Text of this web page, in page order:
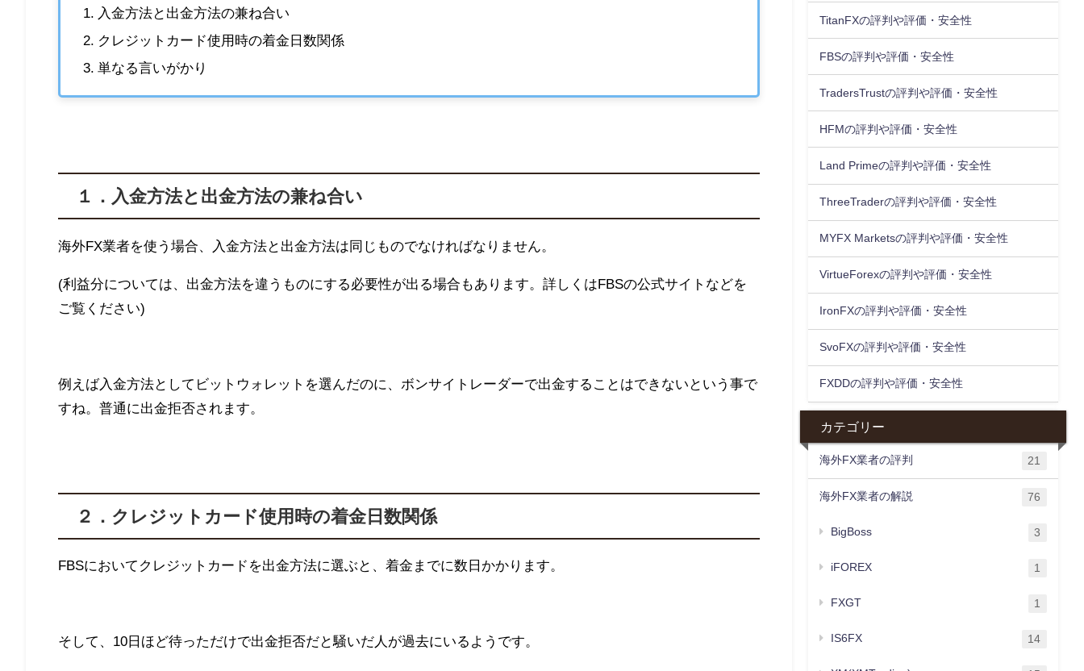
入金方法と出金方法の兼ね合い
クレジットカード使用時の着金日数関係
単なる言いがかり
１．入金方法と出金方法の兼ね合い
海外FX業者を使う場合、入金方法と出金方法は同じものでなければなりません。
(利益分については、出金方法を違うものにする必要性が出る場合もあります。詳しくはFBSの公式サイトなどを
ご覧ください)
例えば入金方法としてビットウォレットを選んだのに、ボンサイトレーダーで出金することはできないという事で
すね。普通に出金拒否されます。
２．クレジットカード使用時の着金日数関係
FBSにおいてクレジットカードを出金方法に選ぶと、着金までに数日かかります。
そして、 10 日ほど待っただけで出金拒否だと騒いだ人が過去にいるようです。
TitanFXの評判や評価・安全性
FBSの評判や評価・安全性
TradersTrustの評判や評価・安全性
HFMの評判や評価・安全性
Land Primeの評判や評価・安全性
ThreeTraderの評判や評価・安全性
MYFX Marketsの評判や評価・安全性
VirtueForexの評判や評価・安全性
IronFXの評判や評価・安全性
SvoFXの評判や評価・安全性
FXDDの評判や評価・安全性
カテゴリー
海外FX業者の評判 21
海外FX業者の解説 76
BigBoss 3
iFOREX 1
FXGT 1
IS6FX 14